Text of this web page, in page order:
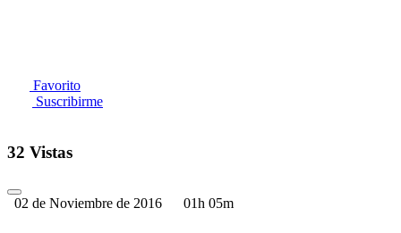
Favorito
Suscribirme
32 Vistas
02 de Noviembre de 2016 01h 05m